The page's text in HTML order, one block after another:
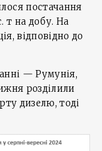
постачання
т на добу. На
відповідно до
— Румунія,
розділили
дизелю, тоді